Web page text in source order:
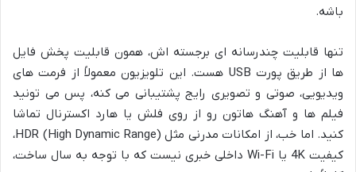
باشه.
تنها قابلیت چندرسانه ای برجسته اش، همون قابلیت پخش فایل
ها از طریق پورت USB هست. این تلویزیون معمولاً از فرمت های
ویدیویی، صوتی و تصویری رایج پشتیبانی می کنه، پس می تونید
فیلم ها و آهنگ هاتون رو از روی فلش یا هارد اکسترنال تماشا
کنید. اما خب، از امکانات مدرنی مثل HDR (High Dynamic Range)،
کیفیت 4K یا Wi-Fi داخلی خبری نیست که با توجه به سال ساخت،